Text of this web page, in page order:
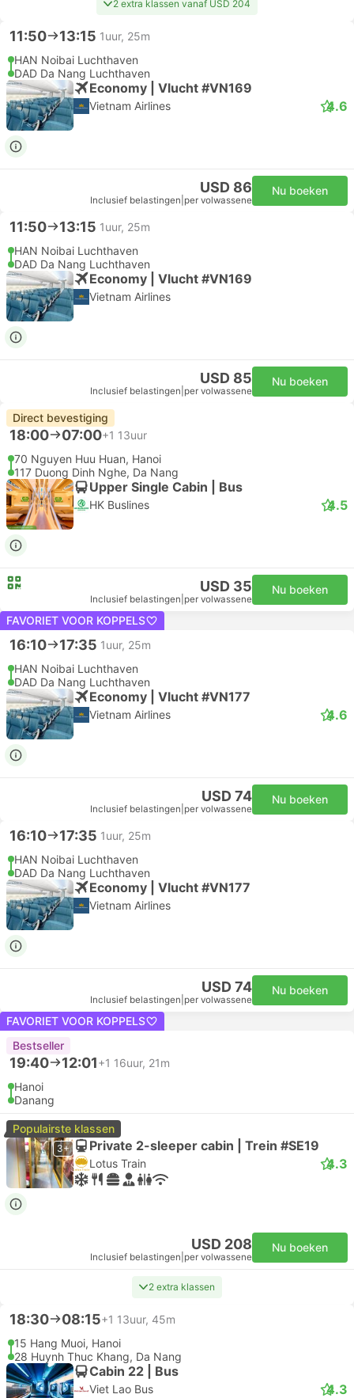
2 extra klassen vanaf USD 204
11:50 13:15 1uur, 25m
HAN Noibai Luchthaven
DAD Da Nang Luchthaven
Economy | Vlucht #VN169
Vietnam Airlines 4.6
USD 86
Inclusief belastingen per volwassene
Nu boeken
11:50 13:15 1uur, 25m
HAN Noibai Luchthaven
DAD Da Nang Luchthaven
Economy | Vlucht #VN169
Vietnam Airlines
USD 85
Inclusief belastingen per volwassene
Nu boeken
Direct bevestiging
18:00 07:00+1 13uur
70 Nguyen Huu Huan, Hanoi
117 Duong Dinh Nghe, Da Nang
Upper Single Cabin | Bus
HK Buslines 4.5
USD 35
Inclusief belastingen per volwassene
Nu boeken
FAVORIET VOOR KOPPELS
16:10 17:35 1uur, 25m
HAN Noibai Luchthaven
DAD Da Nang Luchthaven
Economy | Vlucht #VN177
Vietnam Airlines 4.6
USD 74
Inclusief belastingen per volwassene
Nu boeken
16:10 17:35 1uur, 25m
HAN Noibai Luchthaven
DAD Da Nang Luchthaven
Economy | Vlucht #VN177
Vietnam Airlines
USD 74
Inclusief belastingen per volwassene
Nu boeken
FAVORIET VOOR KOPPELS
Bestseller
19:40 12:01+1 16uur, 21m
Hanoi
Danang
Populairste klassen
3+ Private 2-sleeper cabin | Trein #SE19
Lotus Train 4.3
USD 208
Inclusief belastingen per volwassene
Nu boeken
2 extra klassen
18:30 08:15+1 13uur, 45m
15 Hang Muoi, Hanoi
28 Huynh Thuc Khang, Da Nang
Cabin 22 | Bus
Viet Lao Bus 4.3